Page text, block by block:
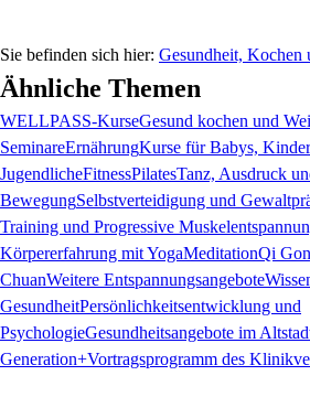
Gesundheit, Kochen
Ähnliche Themen
WELLPASS-KurseGesund kochen und
SeminareErnährungKurse für Babys,
JugendlicheFitnessPilatesTanz, Ausdruck
BewegungSelbstverteidigung und
Training und Progressive
Körpererfahrung mit YogaMeditationQi
ChuanWeitere Entspannungsangebote
GesundheitPersönlichkeitsentwicklung und
PsychologieGesundheitsangebote im
Generation+Vortragsprogramm des